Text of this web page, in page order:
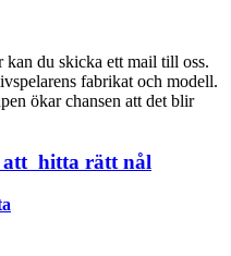
du skicka ett mail till oss.
fabrikat och modell.
ökar chansen att det blir
att hitta rätt nål